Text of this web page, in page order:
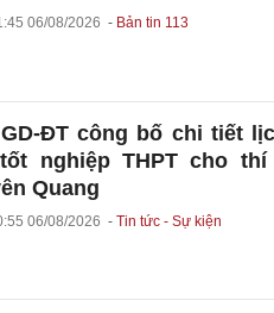
06/08/2026 Bản tin 113
ĐT công bố chi tiết
nghiệp THPT cho thí
Quang
06/08/2026 Tin tức - Sự kiện